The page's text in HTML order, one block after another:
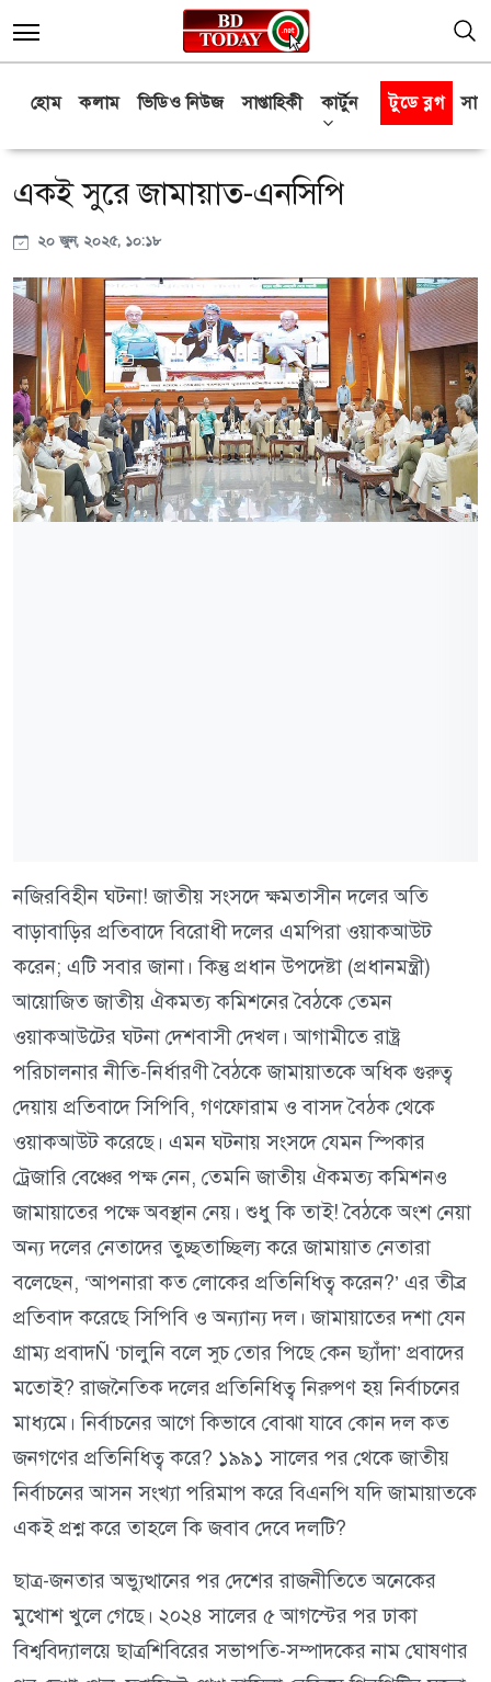
হোম কলাম ভিডিও নিউজ সাপ্তাহিকী কার্টুন টুডে ব্লগ
একই সুরে জামায়াত-এনসিপি
২০ জুন, ২০২৫, ১০:১৮
নজিরবিহীন ঘটনা! জাতীয় সংসদে ক্ষমতাসীন দলের অতি
বাড়াবাড়ির প্রতিবাদে বিরোধী দলের এমপিরা ওয়াকআউট
করেন; এটি সবার জানা। কিন্তু প্রধান উপদেষ্টা (প্রধানমন্ত্রী)
আয়োজিত জাতীয় ঐকমত্য কমিশনের বৈঠকে তেমন
ওয়াকআউটের ঘটনা দেশবাসী দেখল। আগামীতে রাষ্ট্র
পরিচালনার নীতি-নির্ধারণী বৈঠকে জামায়াতকে অধিক গুরুত্ব
দেয়ায় প্রতিবাদে সিপিবি, গণফোরাম ও বাসদ বৈঠক থেকে
ওয়াকআউট করেছে। এমন ঘটনায় সংসদে যেমন স্পিকার
ট্রেজারি বেঞ্চের পক্ষ নেন, তেমনি জাতীয় ঐকমত্য কমিশনও
জামায়াতের পক্ষে অবস্থান নেয়। শুধু কি তাই! বৈঠকে অংশ নেয়া
অন্য দলের নেতাদের তুচ্ছতাচ্ছিল্য করে জামায়াত নেতারা
বলেছেন, ‘আপনারা কত লোকের প্রতিনিধিত্ব করেন?’ এর তীব্র
প্রতিবাদ করেছে সিপিবি ও অন্যান্য দল। জামায়াতের দশা যেন
গ্রাম্য প্রবাদÑ ‘চালুনি বলে সুচ তোর পিছে কেন ছ্যাঁদা’ প্রবাদের
মতোই? রাজনৈতিক দলের প্রতিনিধিত্ব নিরুপণ হয় নির্বাচনের
মাধ্যমে। নির্বাচনের আগে কিভাবে বোঝা যাবে কোন দল কত
জনগণের প্রতিনিধিত্ব করে? ১৯৯১ সালের পর থেকে জাতীয়
নির্বাচনের আসন সংখ্যা পরিমাপ করে বিএনপি যদি জামায়াতকে
একই প্রশ্ন করে তাহলে কি জবাব দেবে দলটি?
ছাত্র-জনতার অভ্যুত্থানের পর দেশের রাজনীতিতে অনেকের
মুখোশ খুলে গেছে। ২০২৪ সালের ৫ আগস্টের পর ঢাকা
বিশ্ববিদ্যালয়ে ছাত্রশিবিরের সভাপতি-সম্পাদকের নাম ঘোষণার